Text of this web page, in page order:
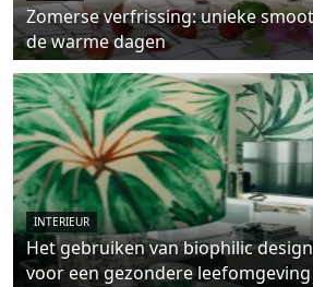
Zomerse verfrissing: unieke
de warme dagen
INTERIEUR
Het gebruiken van biophilic
voor een gezondere leefomgeving